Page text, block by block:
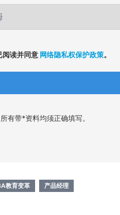
阅读并同意 网络隐私权保护政策。
有带*资料均须正确填写。
教育变革 产品经理